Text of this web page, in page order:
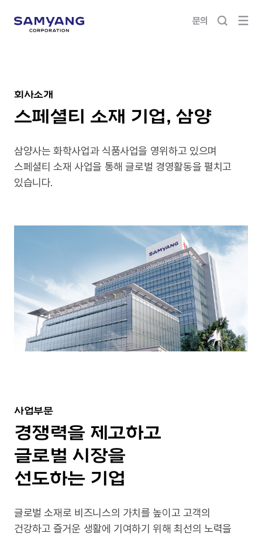
문의
회사소개
스페셜티 소재 기업, 삼양
삼양사는 화학사업과 식품사업을 영위하고 있으며
스페셜티 소재 사업을 통해 글로벌 경영활동을 펼치고
있습니다.
사업부문
경쟁력을 제고하고
글로벌 시장을
선도하는 기업
글로벌 소재로 비즈니스의 가치를 높이고 고객의
건강하고 즐거운 생활에 기여하기 위해 최선의 노력을